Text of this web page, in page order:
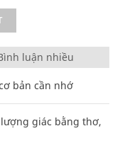
luận nhiều
bản cần nhớ
giác bằng thơ,